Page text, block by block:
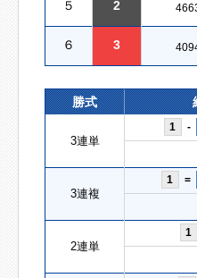
５ 2
６ 3
勝式
3連単
1 -
3連複
1 =
2連単
1